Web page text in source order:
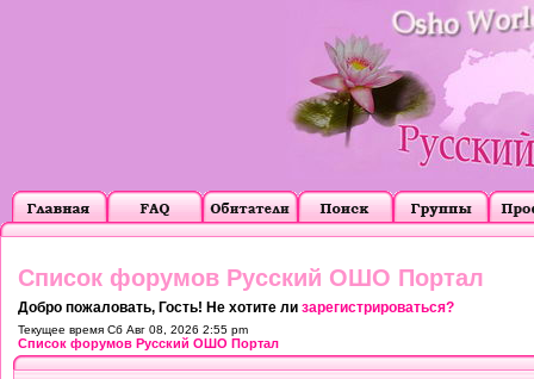
Список форумов Русский ОШО Портал
Добро пожаловать, Гость! Не хотите ли зарегистрироваться?
Текущее время Сб Авг 08, 2026 2:55 pm
Список форумов Русский ОШО Портал